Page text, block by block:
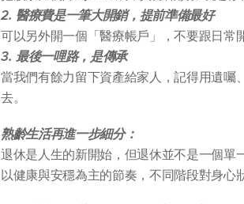
2. 醫療費是一筆大開銷，提前準備最好
可以另外開一個「醫療帳戶」，不要跟日常
3. 最後一哩路，是傳承
當我們有餘力留下資產給家人，記得用遺
去。
熟齡生活再進一步細分：
退休是人生的新開始，但退休並不是一個單
以健康與安穩為主的節奏，不同階段對身心